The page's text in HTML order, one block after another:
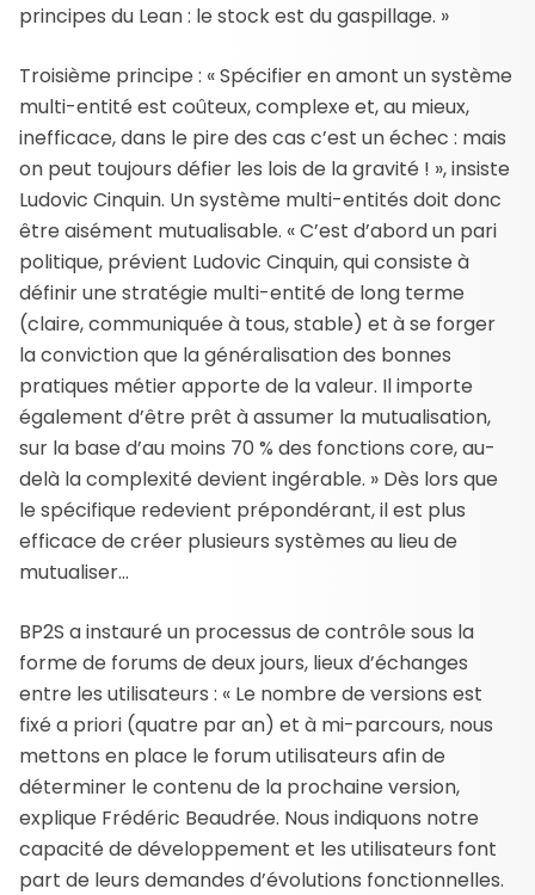
principes du Lean : le stock est du gaspillage. »
Troisième principe : « Spécifier en amont un système
multi-entité est coûteux, complexe et, au mieux,
inefficace, dans le pire des cas c’est un échec : mais
on peut toujours défier les lois de la gravité ! », insiste
Ludovic Cinquin. Un système multi-entités doit donc
être aisément mutualisable. « C’est d’abord un pari
politique, prévient Ludovic Cinquin, qui consiste à
définir une stratégie multi-entité de long terme
(claire, communiquée à tous, stable) et à se forger
la conviction que la généralisation des bonnes
pratiques métier apporte de la valeur. Il importe
également d’être prêt à assumer la mutualisation,
sur la base d’au moins 70 % des fonctions core, au-
delà la complexité devient ingérable. » Dès lors que
le spécifique redevient prépondérant, il est plus
efficace de créer plusieurs systèmes au lieu de
mutualiser…
BP2S a instauré un processus de contrôle sous la
forme de forums de deux jours, lieux d’échanges
entre les utilisateurs : « Le nombre de versions est
fixé a priori (quatre par an) et à mi-parcours, nous
mettons en place le forum utilisateurs afin de
déterminer le contenu de la prochaine version,
explique Frédéric Beaudrée. Nous indiquons notre
capacité de développement et les utilisateurs font
part de leurs demandes d’évolutions fonctionnelles.